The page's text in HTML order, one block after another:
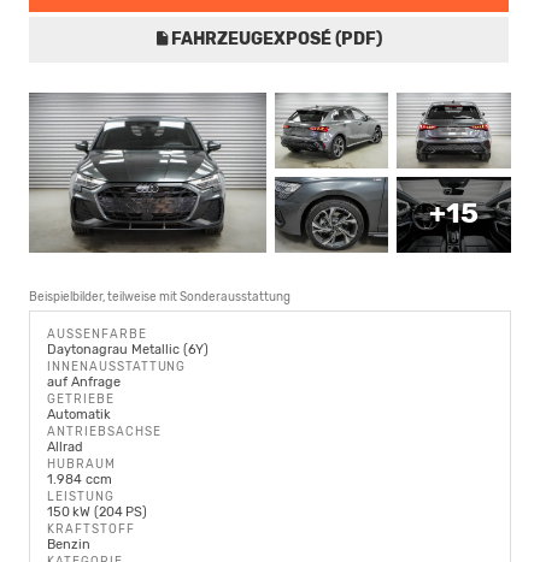
FAHRZEUGEXPOSÉ (PDF)
+15
Beispielbilder, teilweise mit Sonderausstattung
AUSSENFARBE
Daytonagrau Metallic (6Y)
INNENAUSSTATTUNG
auf Anfrage
GETRIEBE
Automatik
ANTRIEBSACHSE
Allrad
HUBRAUM
1.984 ccm
LEISTUNG
150 kW (204 PS)
KRAFTSTOFF
Benzin